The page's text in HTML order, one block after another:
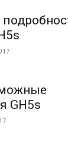
GH5s